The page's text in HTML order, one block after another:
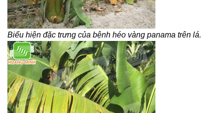
Biểu hiện đặc trưng của bệnh héo vàng panama trên lá.